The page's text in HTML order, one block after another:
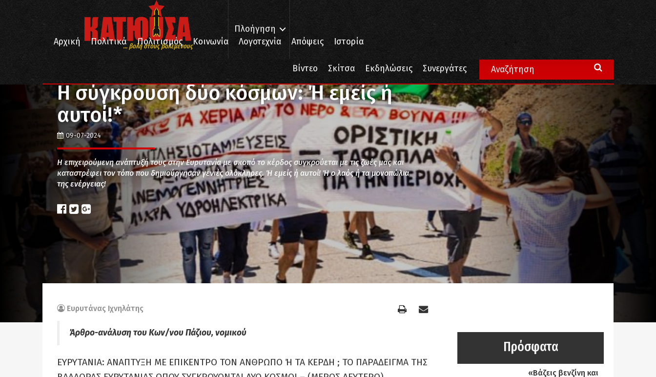
... βολή στους βολεμένους
Πλοήγηση
Αρχική
Πολιτικά Πολιτισμός Κοινωνία Λογοτεχνία Απόψεις Ιστορία
Βίντεο Σκίτσα Εκδηλώσεις Συνεργάτες
Κοινωνία Η σύγκρουση δύο κόσμων: Ή εμείς ή αυτοί!*
Η σύγκρουση δύο κόσμων: Ή εμείς ή
αυτοί!*
09-07-2024
Η επιχειρούμενη ανάπτυξή τους στην Ευρυτανία με σκοπό το κέρδος συγκρούεται με τις ζωές μας και
καταστρέφει τον τόπο που δημιούργησαν γενιές ολόκληρες. Ή εμείς ή αυτοί! Ή ο λαός ή τα μονοπώλια
της ενέργειας!
Ευρυτάνας Ιχνηλάτης
Άρθρο-ανάλυση του Κων/νου Πάζιου, νομικού
ΕΥΡΥΤΑΝΙΑ: ΑΝΑΠΤΥΞΗ ΜΕ ΕΠΙΚΕΝΤΡΟ ΤΟΝ ΑΝΘΡΩΠΟ Ή ΤΑ ΚΕΡΔΗ ; ΤΟ ΠΑΡΑΔΕΙΓΜΑ ΤΗΣ
Πρόσφατα
«Βάζεις βενζίνη και